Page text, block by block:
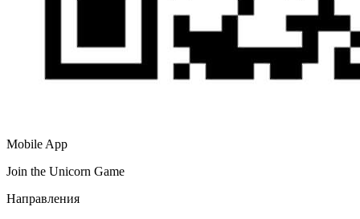
Mobile App
Join the Unicorn Game
Направления